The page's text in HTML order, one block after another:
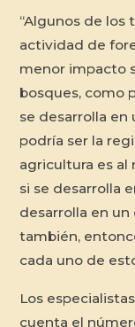
“Algunos de los
actividad de
menor impacto
bosques, como
se desarrolla
podría ser la
agricultura es
si se desarrolla
desarrolla en
también,
cada uno de
Los
cuenta el